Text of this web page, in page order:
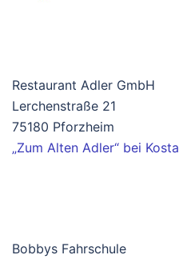
Restaurant Adler GmbH
Lerchenstraße 21
75180 Pforzheim
„Zum Alten Adler“ bei Kosta
Bobbys Fahrschule